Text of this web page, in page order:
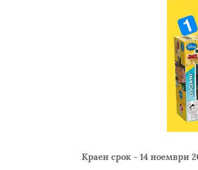
Краен срок - 14 ноември